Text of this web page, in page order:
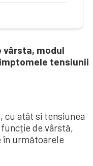
modul
tensiunii
cu atât si tensiunea
de vârstă,
în următoarele